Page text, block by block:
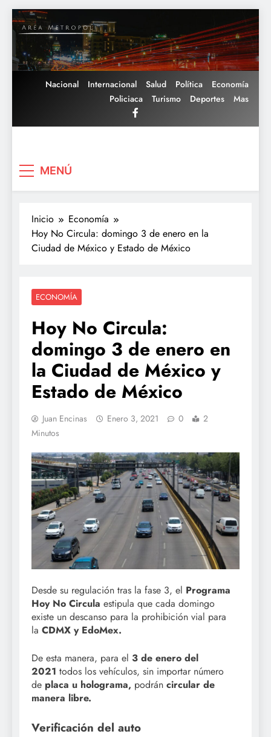
Saltar
al
contenido
Nacional Internacional Salud Política
Economía
Policiaca
Turismo Deportes Mas
MENÚ
Inicio
Economía
Hoy No Circula: domingo 3 de enero en la
Ciudad de México y Estado de México
ECONOMÍA
Hoy No Circula:
domingo 3 de enero en
la Ciudad de México y
Estado de México
Juan Encinas Enero 3, 2021 0
2
Minutos
Desde su regulación tras la fase 3, el Programa
Hoy No Circula estipula que cada domingo
existe un descanso para la prohibición vial para
la CDMX y EdoMex.
De esta manera, para el 3 de enero del
2021 todos los vehículos, sin importar número
de placa u holograma, podrán circular de
manera libre.
Verificación del auto